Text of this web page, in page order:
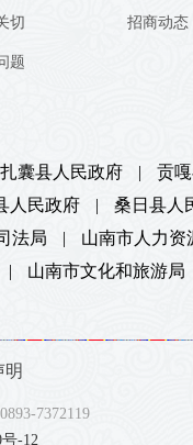
切
题
招商动态
扎囊县人民政府 | 贡
人民政府 | 桑日县人
法局 | 山南市人力资
| 山南市文化和旅游局
明
7372119
-12